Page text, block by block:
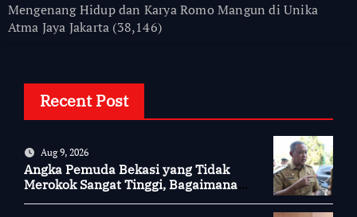
Mengenang Hidup dan Karya Romo Mangun di Unika
Atma Jaya Jakarta (38,146)
Recent Post
Aug 9, 2026
Angka Pemuda Bekasi yang Tidak
Merokok Sangat Tinggi, Bagaimana